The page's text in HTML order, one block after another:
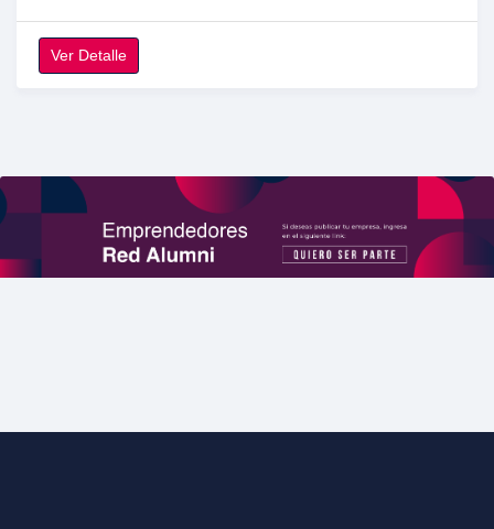
Ver Detalle